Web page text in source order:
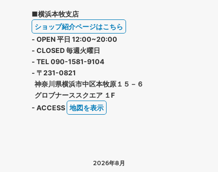
■横浜本牧支店
ショップ紹介ページはこちら
- OPEN 平日 12:00~20:00
- CLOSED 毎週火曜日
- TEL 090-1581-9104
- 〒231-0821
神奈川県横浜市中区本牧原１５－６
グロブナーススクエア １F
- ACCESS 地図を表示
2026年8月